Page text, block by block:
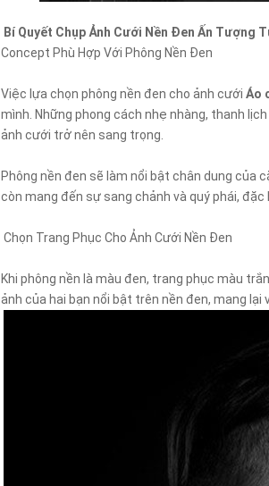
Bí Quyết Chụp Ảnh Cưới Nền Đen Ấn Tượng
Concept Phù Hợp Với Phông Nền Đen
Việc lựa chọn phông nền đen cho ảnh cưới Áo
mình. Những phong cách nhẹ nhàng, thanh
ảnh cưới trở nên sang trọng.
Phông nền đen sẽ làm nổi bật chân dung của
còn mang đến sự sang chảnh và quý phái,
Chọn Trang Phục Cho Ảnh Cưới Nền Đen
Khi phông nền là màu đen, trang phục màu
ảnh của hai bạn nổi bật trên nền đen, mang